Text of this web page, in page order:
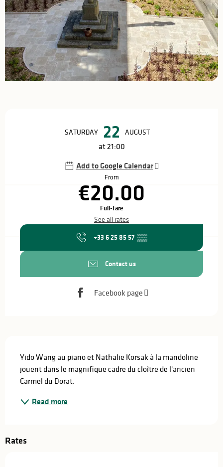
SATURDAY 22 AUGUST
at 21:00
Add to Google Calendar
From
€20.00
Full-fare
See all rates
+33 6 25 85 57 ▒▒
Contact us
Facebook page
Yido Wang au piano et Nathalie Korsak à la mandoline
jouent dans le magnifique cadre du cloître de l'ancien
Carmel du Dorat.
Read more
Rates